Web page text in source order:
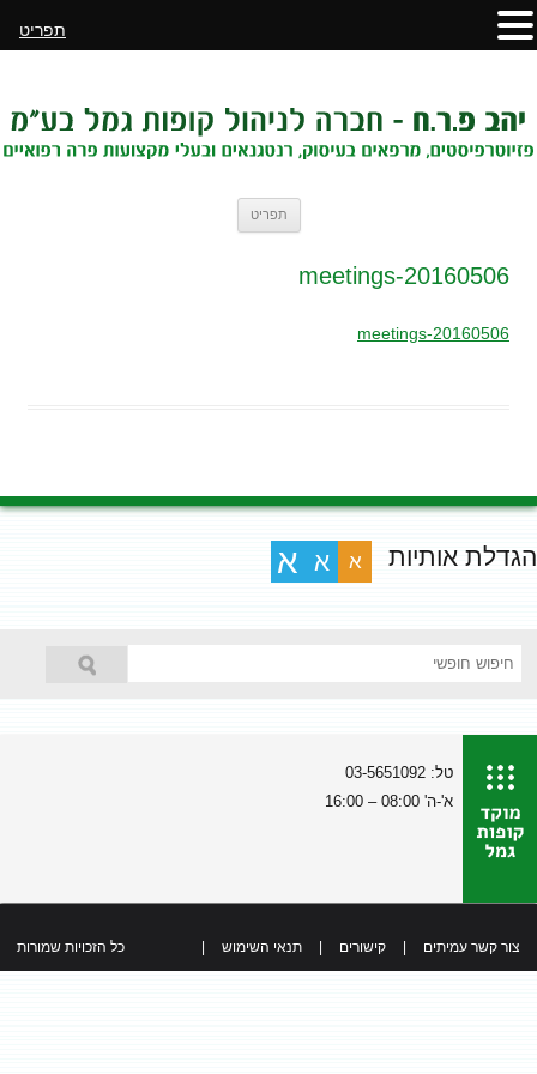
תפריט
20160506-meetings
20160506-meetings
הגדלת אותיות א א א
טל: 03-5651092
א'-ה' 08:00 – 16:00
צור קשר עמיתים קישורים תנאי השימוש כל הזכויות שמורות
תפריט